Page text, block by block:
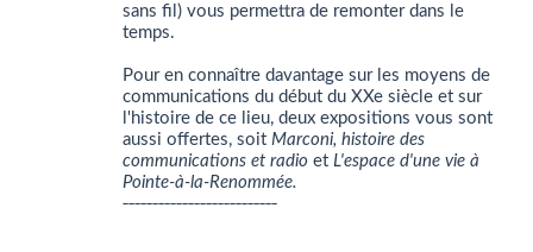
sans fil) vous permettra de remonter dans le
temps.
Pour en connaître davantage sur les moyens de
communications du début du XXe siècle et sur
l'histoire de ce lieu, deux expositions vous sont
aussi offertes, soit Marconi, histoire des
communications et radio et L'espace d'une vie à
Pointe-à-la-Renommée.